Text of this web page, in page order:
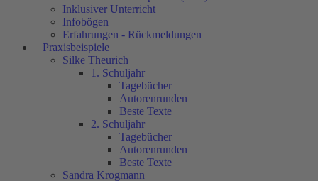
Inklusiver Unterricht
Infobögen
Erfahrungen - Rückmeldungen
Praxisbeispiele
Silke Theurich
1. Schuljahr
Tagebücher
Autorenrunden
Beste Texte
2. Schuljahr
Tagebücher
Autorenrunden
Beste Texte
Sandra Krogmann